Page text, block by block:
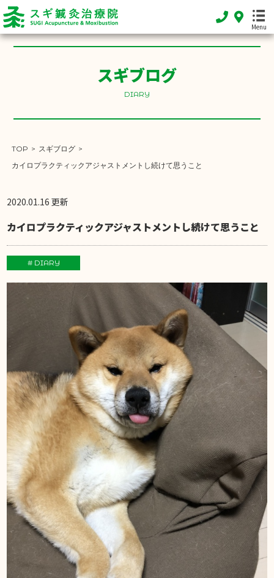
Menu
HOME
店舗案内
スギブログ
DIARY
スギブログ
DIARY
TOP > スギブログ >
カイロプラクティックアジャストメントし続けて思うこと
2020.01.16 更新
カイロプラクティックアジャストメントし続けて思うこと
# DIARY